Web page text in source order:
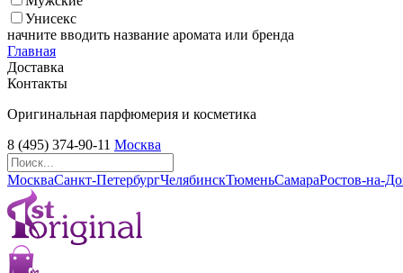
Унисекс
начните вводить название аромата или бренда
Главная
Доставка
Контакты
Оригинальная парфюмерия и косметика
8 (495) 374-90-11 Москва
МоскваСанкт-ПетербургЧелябинскТюменьСамараРостов-на-